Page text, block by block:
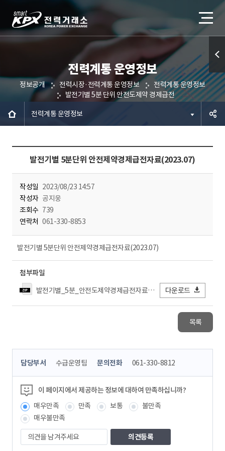
전력계통 운영정보
정보공개 전력시장·전력계통 운영정보
전력계통 운영정보
발전기별 5분 단위 안전도제약 경제급전
전력계통 운영정보
발전기별 5분단위 안전제약경제급전자료(2023.07)
작성일 2023/08/23 14:57
작성자 공지웅
조회수 739
연락처 061-330-8853
발전기별 5분단위 안전제약경제급전자료(2023.07)
첨부파일
발전기별_5분_안전도제약경제급전자료_2023년07월.zip
다운로드
목록
콘
츠
정
보
책
임
자
담당부서 수급운영팀 문의전화 061-330-8812
이 페이지에서 제공하는 정보에 대하여 만족하십니까?
매우만족
만족 보통
불만족
매우불만족
의
견
퀵메
뉴 열
기